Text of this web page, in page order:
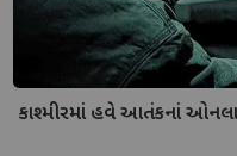
કાશ્મીરમાં હવે આતંકનાં